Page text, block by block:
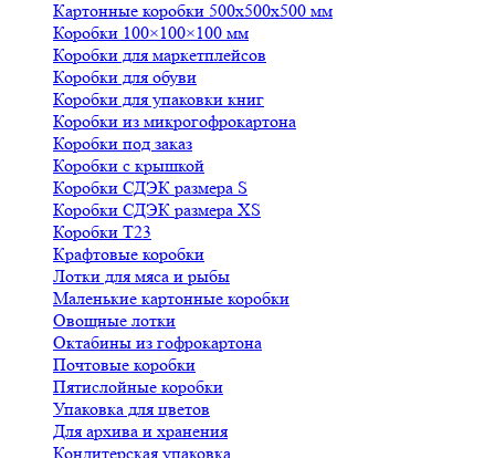
Картонные коробки 500х500х500 мм
Коробки 100×100×100 мм
Коробки для маркетплейсов
Коробки для обуви
Коробки для упаковки книг
Коробки из микрогофрокартона
Коробки под заказ
Коробки с крышкой
Коробки СДЭК размера S
Коробки СДЭК размера XS
Коробки Т23
Крафтовые коробки
Лотки для мяса и рыбы
Маленькие картонные коробки
Овощные лотки
Октабины из гофрокартона
Почтовые коробки
Пятислойные коробки
Упаковка для цветов
Для архива и хранения
Кондитерская упаковка